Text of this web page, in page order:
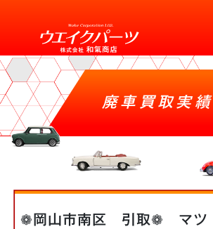
廃車買取実績
❁岡山市南区 引取❁ マツ